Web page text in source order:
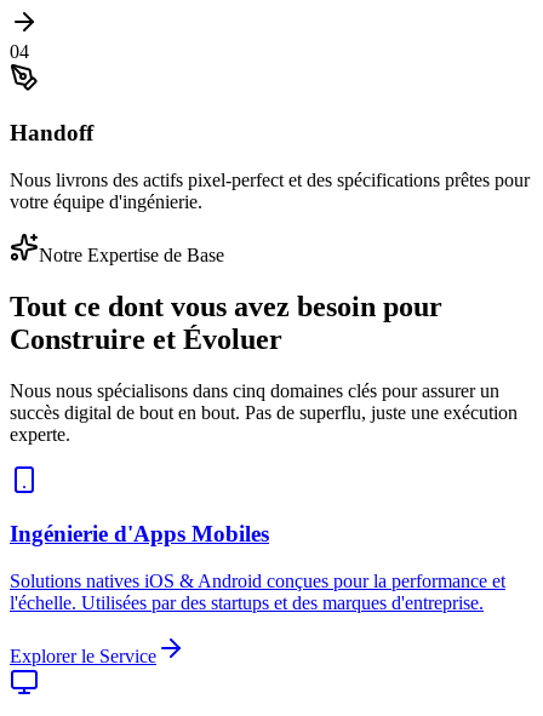
04
Handoff
Nous livrons des actifs pixel-perfect et des spécifications prêtes pour
votre équipe d'ingénierie.
Notre Expertise de Base
Tout ce dont vous avez besoin pour
Construire et Évoluer
Nous nous spécialisons dans cinq domaines clés pour assurer un
succès digital de bout en bout. Pas de superflu, juste une exécution
experte.
Ingénierie d'Apps Mobiles
Solutions natives iOS & Android conçues pour la performance et
l'échelle. Utilisées par des startups et des marques d'entreprise.
Explorer le Service